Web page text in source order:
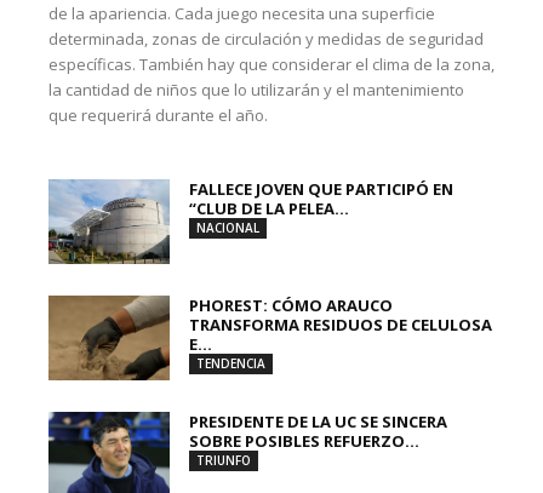
de la apariencia. Cada juego necesita una superficie
determinada, zonas de circulación y medidas de seguridad
específicas. También hay que considerar el clima de la zona,
la cantidad de niños que lo utilizarán y el mantenimiento
que requerirá durante el año.
FALLECE JOVEN QUE PARTICIPÓ EN
“CLUB DE LA PELEA...
NACIONAL
PHOREST: CÓMO ARAUCO
TRANSFORMA RESIDUOS DE CELULOSA
E...
TENDENCIA
PRESIDENTE DE LA UC SE SINCERA
SOBRE POSIBLES REFUERZO...
TRIUNFO